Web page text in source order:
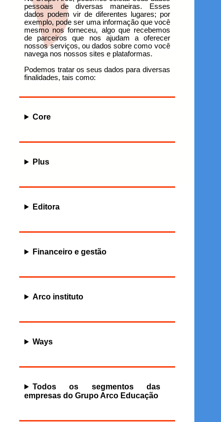
pessoais de diversas maneiras. Esses
dados podem vir de diferentes lugares; por
exemplo, pode ser uma informação que você
mesmo nos forneceu, algo que recebemos
de parceiros que nos ajudam a oferecer
nossos serviços, ou dados sobre como você
navega nos nossos sites e plataformas.
Podemos tratar os seus dados para diversas
finalidades, tais como:
Core
Plus
Editora
Financeiro e gestão
Arco instituto
Ways
Todos os segmentos das
empresas do Grupo Arco Educação